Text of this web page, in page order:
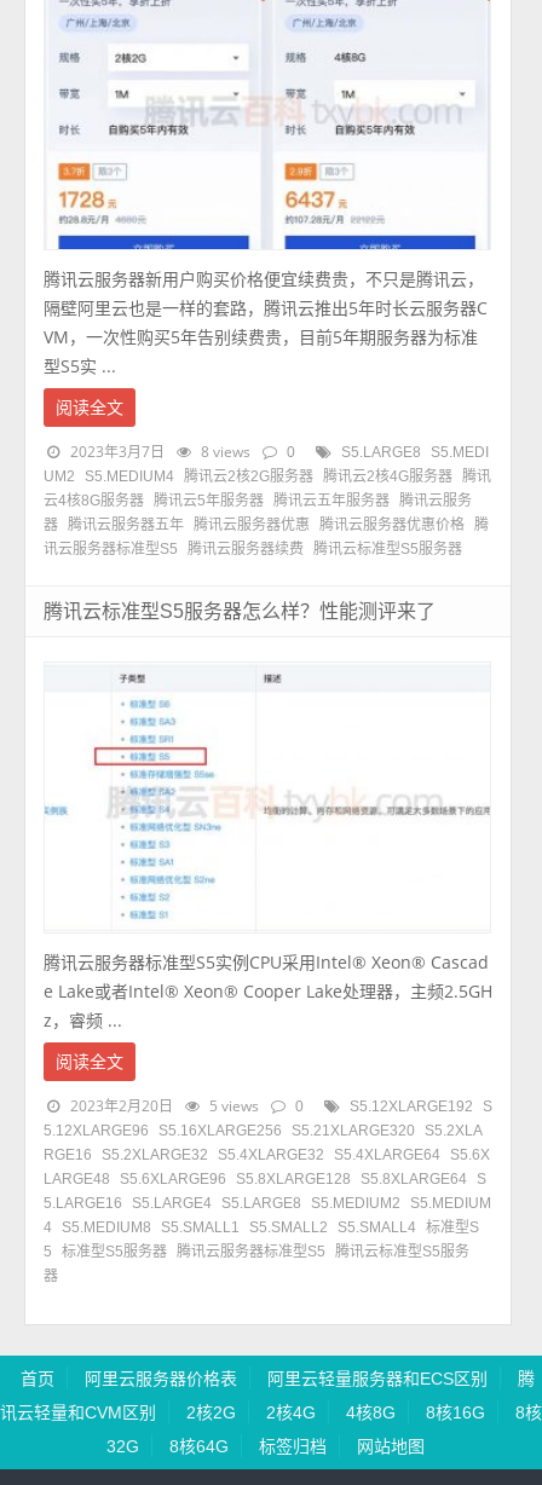
腾讯云服务器新用户购买价格便宜续费贵，不只是腾讯云，
隔壁阿里云也是一样的套路，腾讯云推出5年时长云服务器C
VM，一次性购买5年告别续费贵，目前5年期服务器为标准
型S5实 ...
阅读全文
2023年3月7日 8 views 0 S5.LARGE8
S5.MEDI
UM2
S5.MEDIUM4 腾讯云2核2G服务器 腾讯云2核4G服务器 腾讯
云4核8G服务器 腾讯云5年服务器 腾讯云五年服务器 腾讯云服务
器 腾讯云服务器五年 腾讯云服务器优惠 腾讯云服务器优惠价格 腾
讯云服务器标准型S5
腾讯云服务器续费 腾讯云标准型S5服务器
腾讯云标准型S5服务器怎么样？性能测评来了
腾讯云服务器标准型S5实例CPU采用Intel® Xeon® Cascad
e Lake或者Intel® Xeon® Cooper Lake处理器，主频2.5GH
z，睿频 ...
阅读全文
2023年2月20日 5 views 0 S5.12XLARGE192
S
5.12XLARGE96
S5.16XLARGE256 S5.21XLARGE320
S5.2XLA
RGE16
S5.2XLARGE32 S5.4XLARGE32 S5.4XLARGE64
S5.6X
LARGE48
S5.6XLARGE96 S5.8XLARGE128 S5.8XLARGE64
S
5.LARGE16
S5.LARGE4 S5.LARGE8 S5.MEDIUM2
S5.MEDIUM
4
S5.MEDIUM8 S5.SMALL1 S5.SMALL2 S5.SMALL4 标准型S
5
标准型S5服务器 腾讯云服务器标准型S5
腾讯云标准型S5服务
器
首页 阿里云服务器价格表 阿里云轻量服务器和ECS区别
腾
讯云轻量和CVM区别
2核2G 2核4G 4核8G 8核16G
8核
32G
8核64G 标签归档 网站地图